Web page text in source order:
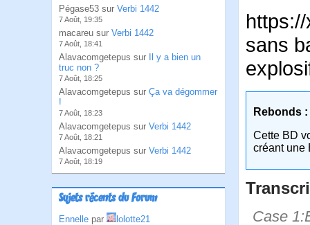
Pégase53 sur Verbi 1442
7 Août, 19:35
macareu sur Verbi 1442
7 Août, 18:41
Alavacomgetepus sur
Il y a bien un
truc non ?
7 Août, 18:25
Alavacomgetepus sur Ça va dégommer
!
7 Août, 18:23
Alavacomgetepus sur Verbi 1442
7 Août, 18:21
Alavacomgetepus sur Verbi 1442
7 Août, 18:19
Sujets récents du Forum
Ennelle par
lolotte21
sans
Rebonds :
Cette BD
créant une
Case